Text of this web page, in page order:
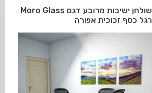
שולחן ישיבות מרובע דגם Moro Glass
רגל כסף זכוכית אפורה